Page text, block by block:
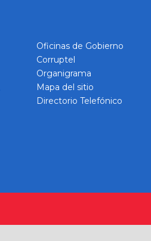
Oficinas de Gobierno
Corruptel
Organigrama
Mapa del sitio
Directorio Telefónico